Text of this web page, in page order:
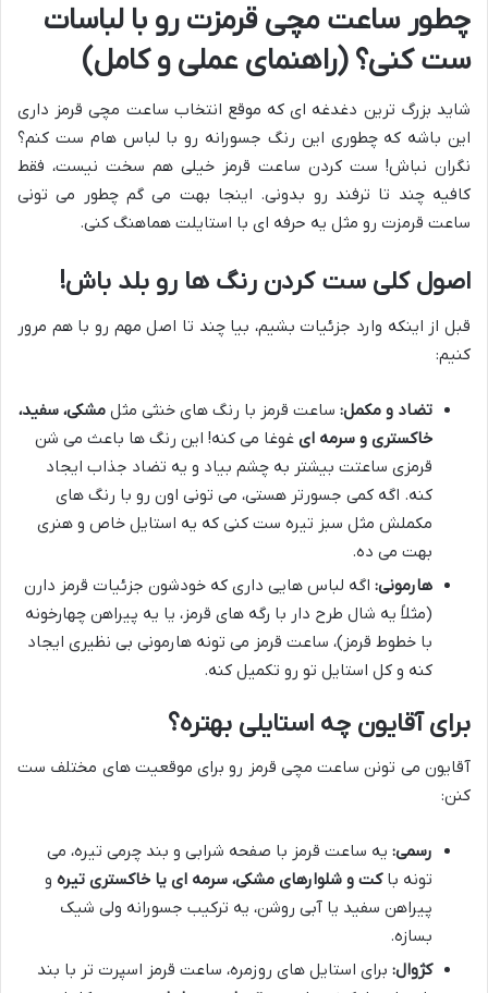
چطور ساعت مچی قرمزت رو با لباسات
ست کنی؟ (راهنمای عملی و کامل)
شاید بزرگ ترین دغدغه ای که موقع انتخاب ساعت مچی قرمز داری
این باشه که چطوری این رنگ جسورانه رو با لباس هام ست کنم؟
نگران نباش! ست کردن ساعت قرمز خیلی هم سخت نیست، فقط
کافیه چند تا ترفند رو بدونی. اینجا بهت می گم چطور می تونی
ساعت قرمزت رو مثل یه حرفه ای با استایلت هماهنگ کنی.
اصول کلی ست کردن رنگ ها رو بلد باش!
قبل از اینکه وارد جزئیات بشیم، بیا چند تا اصل مهم رو با هم مرور
کنیم:
تضاد و مکمل: ساعت قرمز با رنگ های خنثی مثل مشکی، سفید،
خاکستری و سرمه ای غوغا می کنه! این رنگ ها باعث می شن
قرمزی ساعتت بیشتر به چشم بیاد و یه تضاد جذاب ایجاد
کنه. اگه کمی جسورتر هستی، می تونی اون رو با رنگ های
مکملش مثل سبز تیره ست کنی که یه استایل خاص و هنری
بهت می ده.
هارمونی: اگه لباس هایی داری که خودشون جزئیات قرمز دارن
(مثلاً یه شال طرح دار با رگه های قرمز، یا یه پیراهن چهارخونه
با خطوط قرمز)، ساعت قرمز می تونه هارمونی بی نظیری ایجاد
کنه و کل استایل تو رو تکمیل کنه.
برای آقایون چه استایلی بهتره؟
آقایون می تونن ساعت مچی قرمز رو برای موقعیت های مختلف ست
کنن:
رسمی: یه ساعت قرمز با صفحه شرابی و بند چرمی تیره، می
تونه باکت و شلوارهای مشکی، سرمه ای یا خاکستری تیره و
پیراهن سفید یا آبی روشن، یه ترکیب جسورانه ولی شیک
بسازه.
کژوال: برای استایل های روزمره، ساعت قرمز اسپرت تر با بند